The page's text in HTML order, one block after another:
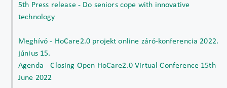
5th Press release - Do seniors cope with innovative
technology
Meghívó - HoCare2.0 projekt online záró-konferencia 2022.
június 15.
Agenda - Closing Open HoCare2.0 Virtual Conference 15th
June 2022